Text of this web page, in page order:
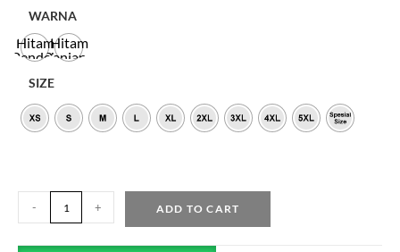
WARNA
Hitam
Pendek
Hitam
Panjang
SIZE
- + ADD TO CART